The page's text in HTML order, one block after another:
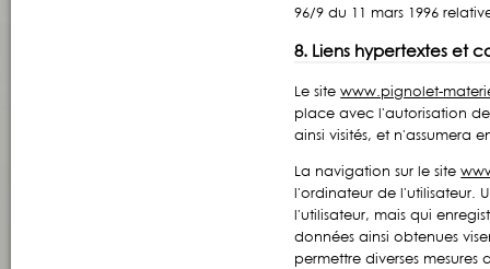
96/9 du 11 mars 1996
8. Liens hypertextes et
Le sitewww.pignolet-
place avec l'autorisation
ainsi visités, et n'assumera
La navigation sur le site
l'ordinateur de l'utilisateur.
l'utilisateur, mais qui
données ainsi obtenues
permettre diverses